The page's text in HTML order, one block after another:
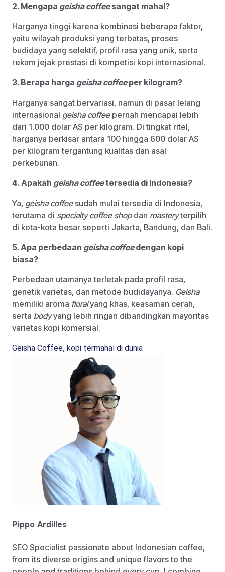
2. Mengapa geisha coffeesangat mahal?
Harganya tinggi karena kombinasi beberapa faktor,
yaitu wilayah produksi yang terbatas, proses
budidaya yang selektif, profil rasa yang unik, serta
rekam jejak prestasi di kompetisi kopi internasional.
3. Berapa harga geisha coffeeper kilogram?
Harganya sangat bervariasi, namun di pasar lelang
internasional geisha coffeepernah mencapai lebih
dari 1.000 dolar AS per kilogram. Di tingkat ritel,
harganya berkisar antara 100 hingga 600 dolar AS
per kilogram tergantung kualitas dan asal
perkebunan.
4. Apakah geisha coffeetersedia di Indonesia?
Ya, geisha coffeesudah mulai tersedia di Indonesia,
terutama di specialty coffee shopdan roasteryterpilih
di kota-kota besar seperti Jakarta, Bandung, dan Bali.
5. Apa perbedaan geisha coffeedengan kopi
biasa?
Perbedaan utamanya terletak pada profil rasa,
genetik varietas, dan metode budidayanya. Geisha
memiliki aroma floralyang khas, keasaman cerah,
serta bodyyang lebih ringan dibandingkan mayoritas
varietas kopi komersial.
Geisha Coffee, kopi termahal di dunia
Pippo Ardilles
SEO Specialist passionate about Indonesian coffee,
from its diverse origins and unique flavors to the